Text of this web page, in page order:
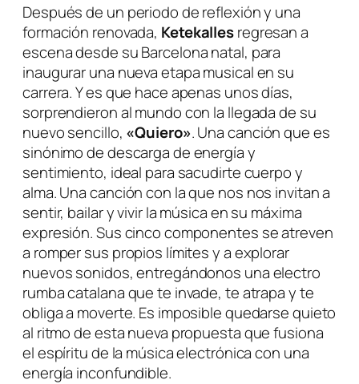
Después de un periodo de reflexión y una
formación renovada, Ketekallesregresan a
escena desde su Barcelona natal, para
inaugurar una nueva etapa musical en su
carrera. Y es que hace apenas unos días,
sorprendieron al mundo con la llegada de su
nuevo sencillo, «Quiero». Una canción que es
sinónimo de descarga de energía y
sentimiento, ideal para sacudirte cuerpo y
alma. Una canción con la que nos nos invitan a
sentir, bailar y vivir la música en su máxima
expresión. Sus cinco componentes se atreven
a romper sus propios límites y a explorar
nuevos sonidos, entregándonos una electro
rumba catalana que te invade, te atrapa y te
obliga a moverte. Es imposible quedarse quieto
al ritmo de esta nueva propuesta que fusiona
el espíritu de la música electrónica con una
energía inconfundible.